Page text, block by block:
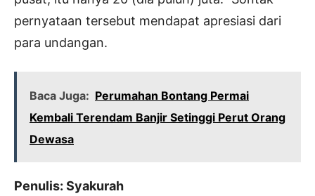
pernyataan tersebut mendapat apresiasi dari
para undangan.
Baca Juga: Perumahan Bontang Permai
Kembali Terendam Banjir Setinggi Perut Orang
Dewasa
Penulis: Syakurah